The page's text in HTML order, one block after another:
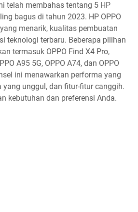
telah membahas tentang 5 HP
bagus di tahun 2023. HP OPPO
menarik, kualitas pembuatan
teknologi terbaru. Beberapa pilihan
termasuk OPPO Find X4 Pro,
A95 5G, OPPO A74, dan OPPO
ini menawarkan performa yang
yang unggul, dan fitur-fitur canggih.
kebutuhan dan preferensi Anda.